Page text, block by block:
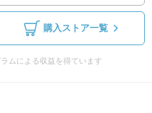
購入ストア一覧
ムによる収益を得ています